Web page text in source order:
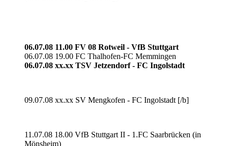
06.07.08 11.00 FV 08 Rotweil - VfB Stuttgart
06.07.08 19.00 FC Thalhofen-FC Memmingen
06.07.08 xx.xx TSV Jetzendorf - FC Ingolstadt
09.07.08 xx.xx SV Mengkofen - FC Ingolstadt [/b]
11.07.08 18.00 VfB Stuttgart II - 1.FC Saarbrücken (in
Mönsheim)